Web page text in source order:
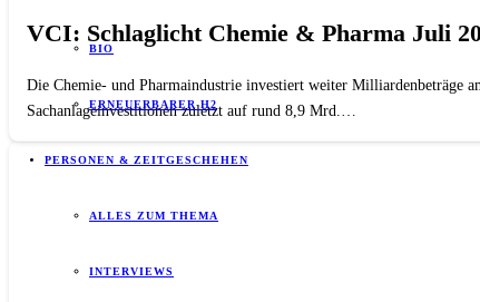
BIO
ERNEUERBARER H2
PERSONEN & ZEITGESCHEHEN
ALLES ZUM THEMA
INTERVIEWS
VCI: Schlaglicht Chemie & Pharma Juli
Die Chemie- und Pharmaindustrie investiert weiter Milliardenbeträge
Sachanlageinvestitionen zuletzt auf rund 8,9 Mrd.…